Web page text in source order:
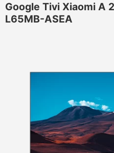
Google Tivi Xiaomi A
L65MB-ASEA